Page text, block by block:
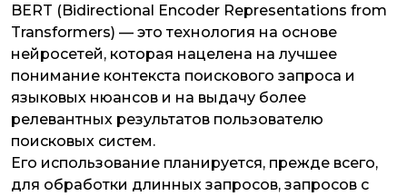
BERT (Bidirectional Encoder Representations from
Transformers) — это технология на основе
нейросетей, которая нацелена на лучшее
понимание контекста поискового запроса и
языковых нюансов и на выдачу более
релевантных результатов пользователю
поисковых систем.
Его использование планируется, прежде всего,
для обработки длинных запросов, запросов с